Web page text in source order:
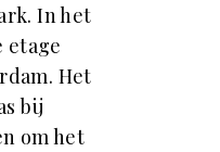
In het
etage
Het
bij
om het